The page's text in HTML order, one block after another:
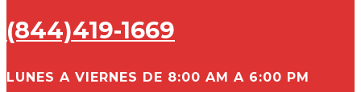
(844)419-1669
LUNES A VIERNES DE 8:00 AM A 6:00 PM